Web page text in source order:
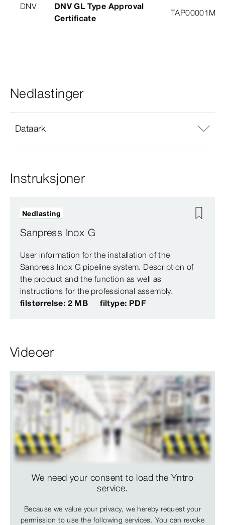
DNV
DNV GL Type Approval
Certificate
TAP00001M5,
Nedlastinger
Dataark
Instruksjoner
Sanpress Inox G
User information for the installation of the
Sanpress Inox G pipeline system. Description of
the product and the function as well as
instructions for the professional assembly.
filstørrelse: 2 MB
filtype: PDF
Nedlasting
Videoer
We need your consent to load the Yntro
service.
Because we value your privacy, we hereby request your
permission to use the following services. You can revoke